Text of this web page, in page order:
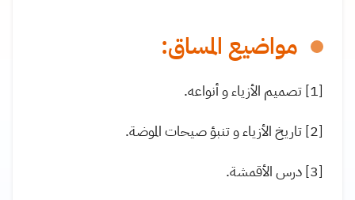
مواضيع المساق:
[1] تصميم الأزياء و أنواعه.
[2] تاريخ الأزياء و تنبؤ صيحات الموضة.
[3] درس الأقمشة.